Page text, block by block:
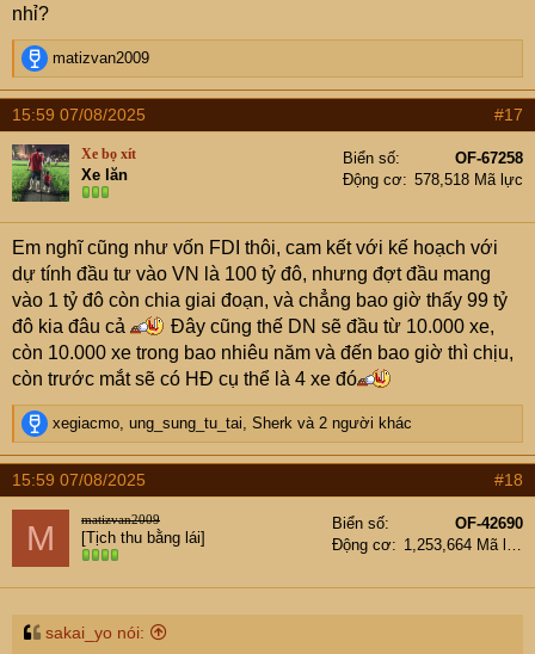
nhỉ?
R
e
a
c
t
i
o
n
s
:
matizvan2009
15:59 07/08/2025 #17
Xe bọ xít
Xe lăn
Biển số
OF-67258
Động cơ
578,518 Mã lực
Em nghĩ cũng như vốn FDI thôi, cam kết với kế hoạch với
dự tính đầu tư vào VN là 100 tỷ đô, nhưng đợt đầu mang
vào 1 tỷ đô còn chia giai đoạn, và chẳng bao giờ thấy 99 tỷ
đô kia đâu cả
Đây cũng thế DN sẽ đầu từ 10.000 xe,
còn 10.000 xe trong bao nhiêu năm và đến bao giờ thì chịu,
còn trước mắt sẽ có HĐ cụ thể là 4 xe đó
R
e
a
c
t
i
o
n
s
xegiacmo, ung_sung_tu_tai, Sherk và 2 người khác
15:59 07/08/2025 #18
M matizvan2009
[Tịch thu bằng lái]
Biển số
OF-42690
Động cơ
1,253,664 Mã lực
sakai_yo nói: